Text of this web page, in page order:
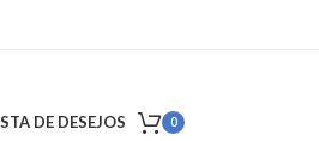
DE DESEJOS 0